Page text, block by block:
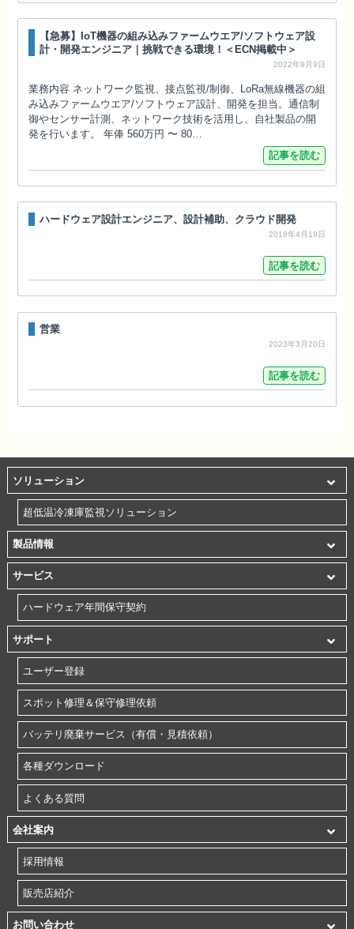
【急募】IoT機器の組み込みファームウエア/ソフトウェア設
計・開発エンジニア｜挑戦できる環境！＜ECN掲載中＞
2022年9月9日
業務内容 ネットワーク監視、接点監視/制御、LoRa無線機器の組
み込みファームウエア/ソフトウェア設計、開発を担当。通信制
御やセンサー計測、ネットワーク技術を活用し、自社製品の開
発を行います。 年俸 560万円 〜 80…
記事を読む
ハードウェア設計エンジニア、設計補助、クラウド開発
2019年4月19日
記事を読む
営業
2023年3月20日
記事を読む
ソリューション
超低温冷凍庫監視ソリューション
製品情報
サービス
ハードウェア年間保守契約
サポート
ユーザー登録
スポット修理＆保守修理依頼
バッテリ廃棄サービス（有償・見積依頼）
各種ダウンロード
よくある質問
会社案内
採用情報
販売店紹介
お問い合わせ